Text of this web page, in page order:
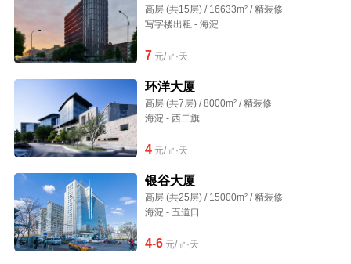
高层 (共15层) / 16633m² / 精装修
写字楼出租 - 海淀
7 元/㎡·天
环洋大厦
高层 (共7层) / 8000m² / 精装修
海淀 - 西二旗
4元/㎡·天
银谷大厦
高层 (共25层) / 15000m² / 精装修
海淀 - 五道口
4-6元/㎡·天